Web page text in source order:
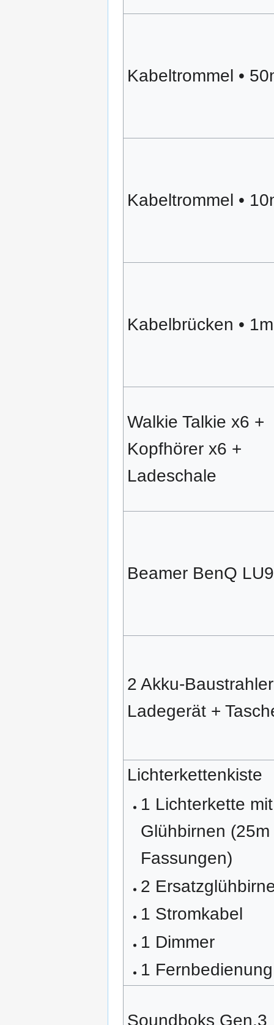
Kabeltrommel •
Kabeltrommel •
Kabelbrücken • 1m
Walkie Talkie x6 +
Kopfhörer x6 +
Ladeschale
Beamer BenQ
2 Akku-
Ladegerät +
Lichterkettenkiste
1 Lichterkette mit
Glühbirnen
Fassungen)
2
1 Stromkabel
1 Dimmer
1 Fernbedienung
Soundboks Gen.3